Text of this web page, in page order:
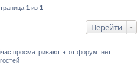
1 из 1
Перейти
просматривают этот форум: нет